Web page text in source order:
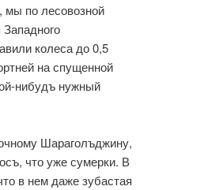
мы по лесовозной
колеса до 0,5
на спущенной
нибудъ нужный
Шараголъджину,
что уже сумерки. В
в нем даже зубастая